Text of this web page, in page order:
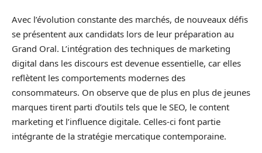
Avec l’évolution constante des marchés, de nouveaux défis
se présentent aux candidats lors de leur préparation au
Grand Oral. L’intégration des techniques de marketing
digital dans les discours est devenue essentielle, car elles
reflètent les comportements modernes des
consommateurs. On observe que de plus en plus de jeunes
marques tirent parti d’outils tels que le SEO, le content
marketing et l’influence digitale. Celles-ci font partie
intégrante de la stratégie mercatique contemporaine.